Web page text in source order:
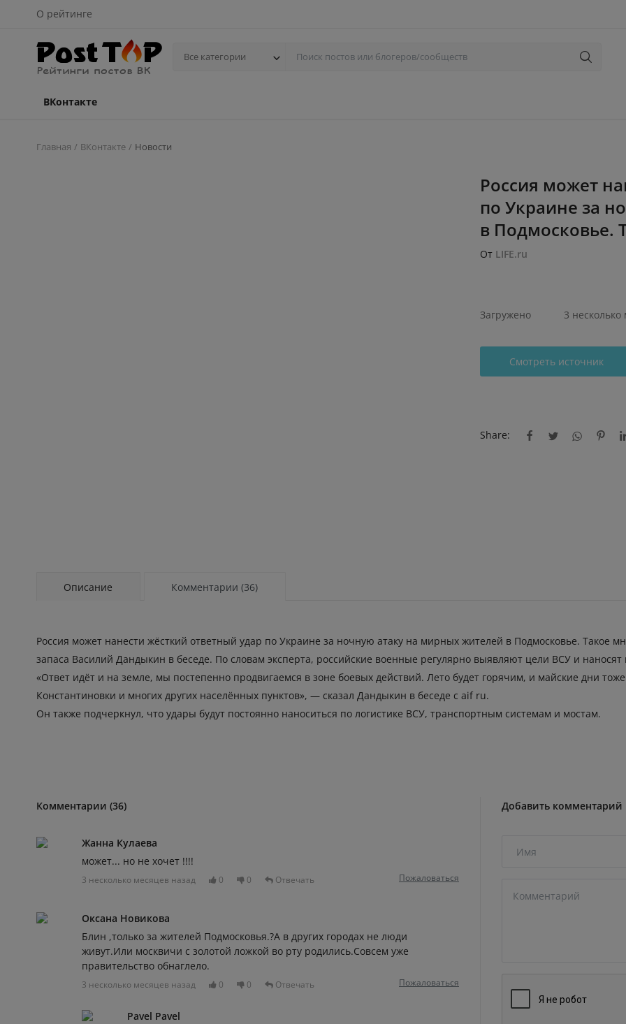
О рейтинге
Все категории
ВКонтакте
Главная ВКонтакте Новости
Россия может
по Украине за
в Подмосковье.
От LIFE.ru
Загружено 3
Смотреть источник
Share:
Описание Комментарии (36)
Россия может нанести жёсткий ответный удар по Украине за ночную атаку на мирных жителей в Подмосковье. Такое
запаса Василий Дандыкин в беседе. По словам эксперта, российские военные регулярно выявляют цели ВСУ и
«Ответ идёт и на земле, мы постепенно продвигаемся в зоне боевых действий. Лето будет горячим, и майские дни
Константиновки и многих других населённых пунктов», — сказал Дандыкин в беседе с aif ru.
Он также подчеркнул, что удары будут постоянно наноситься по логистике ВСУ, транспортным системам и мостам.
Комментарии (36)
Жанна Кулаева
может... но не хочет !!!!
3 несколько месяцев назад 0 0 Отвечать Пожаловаться
Оксана Новикова
Блин ,только за жителей Подмосковья.?А в других городах не люди
живут.Или москвичи с золотой ложкой во рту родились.Совсем уже
правительство обнаглело.
3 несколько месяцев назад 0 0 Отвечать Пожаловаться
Pavel Pavel
Добавить комментарий